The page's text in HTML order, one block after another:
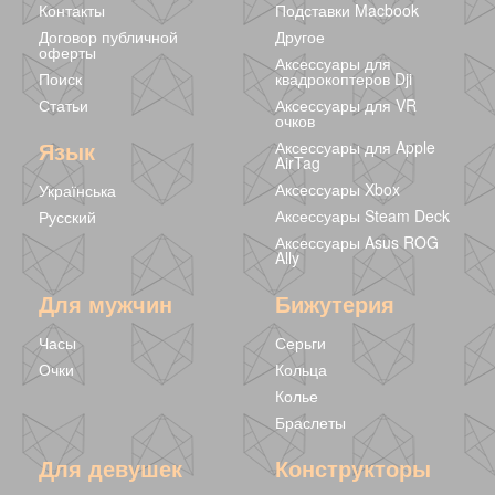
конструктор
Minecraft 24 блока
- uBlock
812 грн
Top - Магнитный
конструктор
Minecraft 210
блоков
3999 грн
Магнитный
конструктор
Minecraft 70
блоков
1620 грн
Контакты
Договор публичной
оферты
Поиск
Статьи
Язык
Українська
Русский
Подставки Macbook
Другое
Аксессуары для
квадрокоптеров Dji
Аксессуары для VR
очков
Аксессуары для Apple
AirTag
Аксессуары Xbox
Аксессуары Steam Deck
Аксессуары Asus ROG
Ally
Для мужчин
Часы
Очки
Бижутерия
Серьги
Кольца
Колье
Браслеты
Для девушек Конструкторы